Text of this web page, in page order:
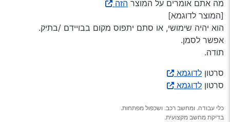
אני מכיר כמה מוסכניקים הוגנים, שממליצים לאנשיםמה אתם אומרים על המוצר הזה
[המוצר לדוגמא]
הוא יהיה שימושי, או סתם יתפוס מקום בבויידם /בתיק.
אפשר לסמן.
תודה.
סרטון לדוגמא
סרטון לדוגמא
כלי עבודה. ומחשב רכב. ושכפול מפתחות.
בדיקת מחשב מקצועית.